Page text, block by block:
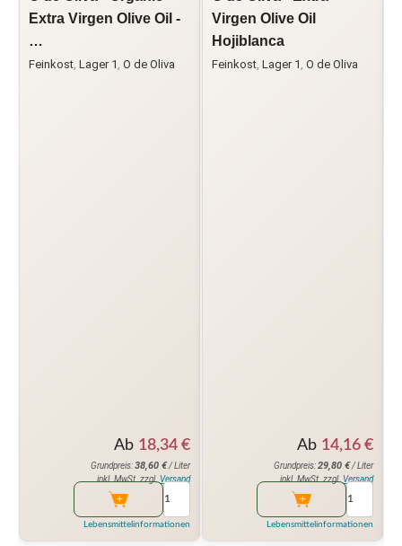
Extra Virgen Olive Oil -
…
Feinkost Lager 1 O de Oliva
Ab 18,34 €
Grundpreis:38,60 €/ Liter
inkl. MwSt. zzgl. Versand
Lebensmittelinformationen
Virgen Olive Oil
Hojiblanca
Feinkost Lager 1 O de Oliva
Ab 14,16 €
Grundpreis:29,80 €/ Liter
inkl. MwSt. zzgl. Versand
Lebensmittelinformationen